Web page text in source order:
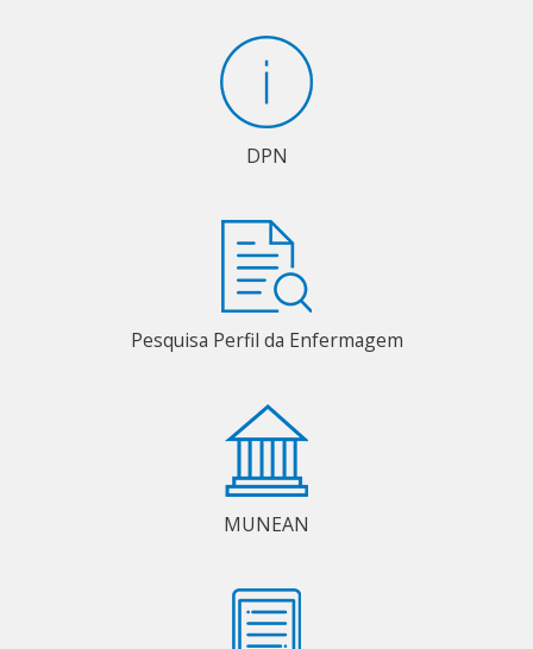
DPN
Pesquisa Perfil da Enfermagem
MUNEAN